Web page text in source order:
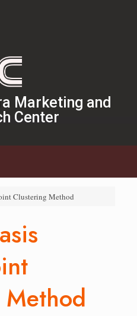
Marketing and
Center
Clustering Method